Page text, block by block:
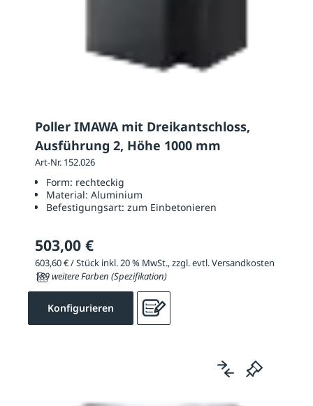
Poller IMAWA mit Dreikantschloss,
Ausführung 2, Höhe 1000 mm
Art-Nr. 152.026
Form: rechteckig
Material: Aluminium
Befestigungsart: zum Einbetonieren
503,00 €
603,60 € / Stück inkl. 20 % MwSt., zzgl. evtl. Versandkosten
189 weitere Farben (Spezifikation)
Konfigurieren